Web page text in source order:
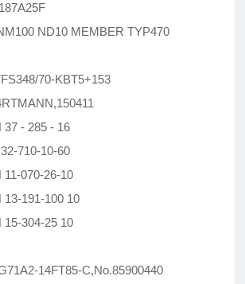
ND10 MEMBER TYP470
70-KBT5+153
- 285 - 16
710-10-60
070-26-10
191-100 10
304-25 10
14FT85-C,No.85900440